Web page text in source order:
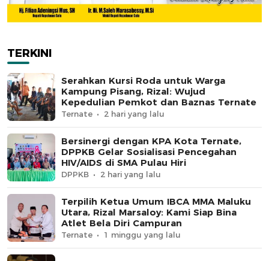
TERKINI
Serahkan Kursi Roda untuk Warga
Kampung Pisang, Rizal: Wujud
Kepedulian Pemkot dan Baznas Ternate
Ternate 2 hari yang lalu
Bersinergi dengan KPA Kota Ternate,
DPPKB Gelar Sosialisasi Pencegahan
HIV/AIDS di SMA Pulau Hiri
DPPKB 2 hari yang lalu
Terpilih Ketua Umum IBCA MMA Maluku
Utara, Rizal Marsaloy: Kami Siap Bina
Atlet Bela Diri Campuran
Ternate 1 minggu yang lalu